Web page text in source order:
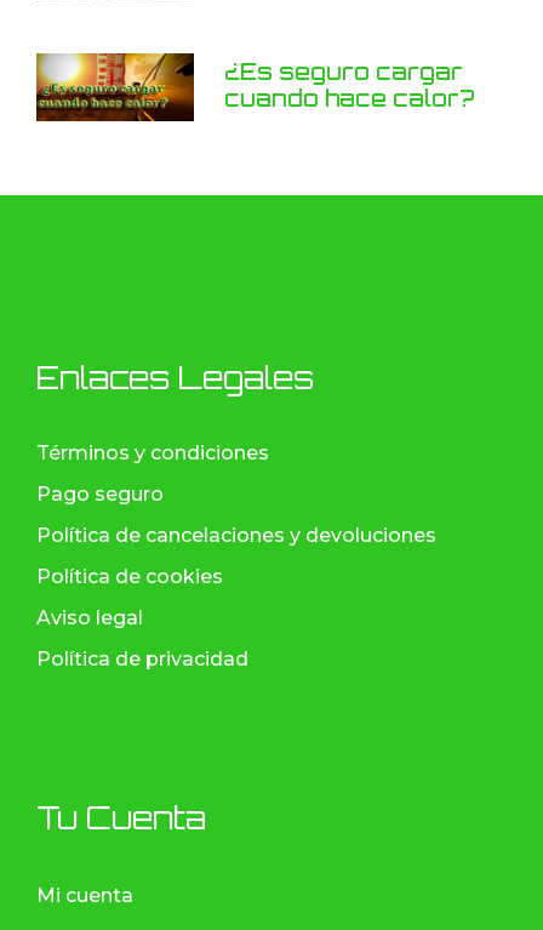
¿Es seguro cargar
cuando hace calor?
Enlaces Legales
Términos y condiciones
Pago seguro
Política de cancelaciones y devoluciones
Política de cookies
Aviso legal
Política de privacidad
Tu Cuenta
Mi cuenta